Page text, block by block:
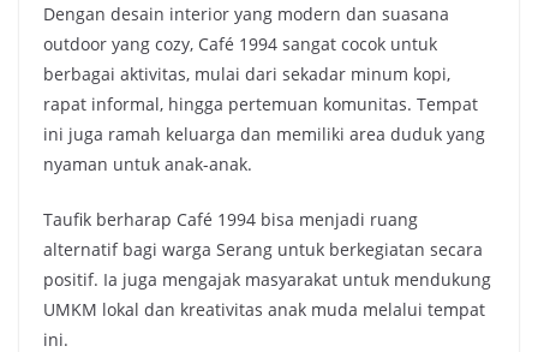
Dengan desain interior yang modern dan suasana
outdoor yang cozy, Café 1994 sangat cocok untuk
berbagai aktivitas, mulai dari sekadar minum kopi,
rapat informal, hingga pertemuan komunitas. Tempat
ini juga ramah keluarga dan memiliki area duduk yang
nyaman untuk anak-anak.
Taufik berharap Café 1994 bisa menjadi ruang
alternatif bagi warga Serang untuk berkegiatan secara
positif. Ia juga mengajak masyarakat untuk mendukung
UMKM lokal dan kreativitas anak muda melalui tempat
ini.